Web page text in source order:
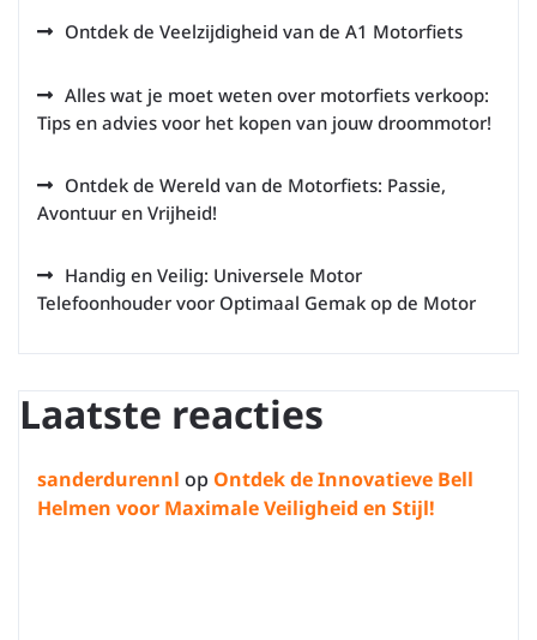
Ontdek de Veelzijdigheid van de A1 Motorfiets
Alles wat je moet weten over motorfiets verkoop:
Tips en advies voor het kopen van jouw droommotor!
Ontdek de Wereld van de Motorfiets: Passie,
Avontuur en Vrijheid!
Handig en Veilig: Universele Motor
Telefoonhouder voor Optimaal Gemak op de Motor
Laatste reacties
sanderdurennl op Ontdek de Innovatieve Bell
Helmen voor Maximale Veiligheid en Stijl!